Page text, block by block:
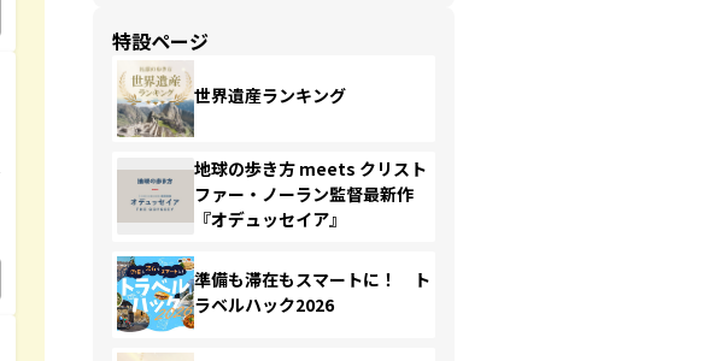
特設ページ
世界遺産ランキング
地球の歩き方 meets クリスト
ファー・ノーラン監督最新作
『オデュッセイア』
準備も滞在もスマートに！ ト
ラベルハック2026